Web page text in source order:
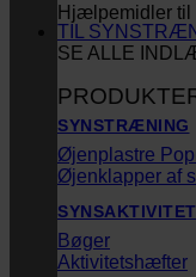
Hjælpemidler til
SE ALLE
TIL
SYNSTRÆNING
Øjenplastre
Øjenklapper af
Bøger
Aktivitetshæfter